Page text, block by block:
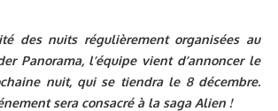
des nuits régulièrement organisées au
Panorama, l’équipe vient d’annoncer le
nuit, qui se tiendra le 8 décembre.
sera consacré à la saga Alien !